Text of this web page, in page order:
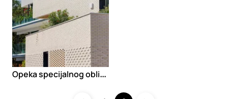
O
peka specijalnog oblika Traditional Brick